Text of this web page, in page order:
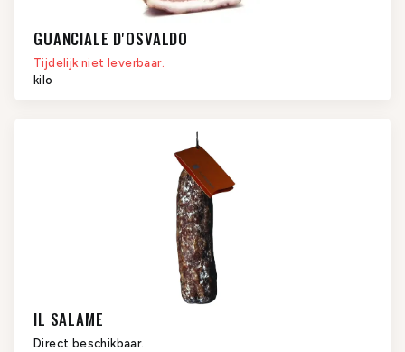
GUANCIALE D'OSVALDO
Tijdelijk niet leverbaar.
kilo
IL SALAME
Direct beschikbaar.